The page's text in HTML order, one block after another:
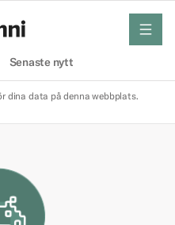
Senaste nytt
meny
dina data på denna webbplats.